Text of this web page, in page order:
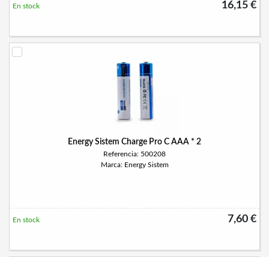
16,15 €
En stock
Energy Sistem Charge Pro C AAA * 2
Referencia: 500208
Marca: Energy Sistem
7,60 €
En stock